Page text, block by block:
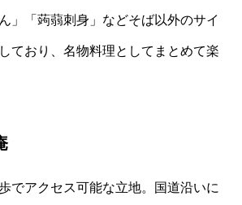
」「蒟蒻刺身」などそば以外のサイ
ており、名物料理としてまとめて楽
でアクセス可能な立地。国道沿いに